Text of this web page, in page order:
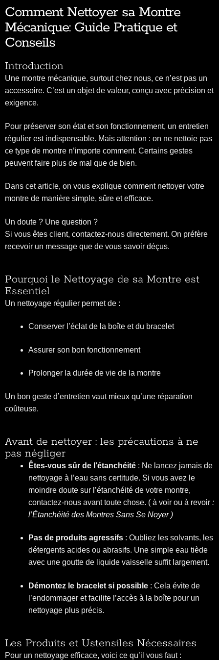
Comment Nettoyer sa Montre
Mécanique: Guide Pratique et
Conseils
Introduction
Une montre mécanique, surtout chez nous, ce n’est pas un
accessoire. C’est un objet de valeur, conçu avec précision et
exigence.
Pour préserver son état et son fonctionnement, un entretien
régulier est indispensable. Mais attention : on ne nettoie pas
ce type de montre n’importe comment. Certains gestes
peuvent faire plus de mal que de bien.
Dans cet article, on vous explique comment nettoyer votre
montre de manière simple, sûre et efficace.
Un doute ? Une question ?
Si vous êtes client, contactez-nous directement. On préfère
recevoir un message que de vous savoir déçus.
Pourquoi le Nettoyage de sa Montre est
Essentiel
Un nettoyage régulier permet de :
Conserver l’éclat de la boîte et du bracelet
Assurer son bon fonctionnement
Prolonger la durée de vie de la montre
Un bon geste d’entretien vaut mieux qu’une réparation
coûteuse.
Avant de nettoyer : les précautions à ne
pas négliger
Êtes-vous sûr de l’étanchéité : Ne lancez jamais de
nettoyage à l’eau sans certitude. Si vous avez le
moindre doute sur l’étanchéité de votre montre,
contactez-nous avant toute chose. ( à voir ou à revoir :
l’Étanchéité des Montres Sans Se Noyer)
Pas de produits agressifs : Oubliez les solvants, les
détergents acides ou abrasifs. Une simple eau tiède
avec une goutte de liquide vaisselle suffit largement.
Démontez le bracelet si possible : Cela évite de
l’endommager et facilite l’accès à la boîte pour un
nettoyage plus précis.
Les Produits et Ustensiles Nécessaires
Pour un nettoyage efficace, voici ce qu’il vous faut :